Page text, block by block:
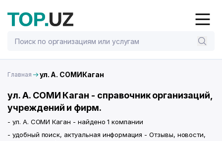
Главная ул. А. СОМИКаган
ул. А. СОМИ Каган - справочник организаций,
учреждений и фирм.
- ул. А. СОМИ Каган - найдено 1 компании
- удобный поиск, актуальная информация - Отзывы, новости,